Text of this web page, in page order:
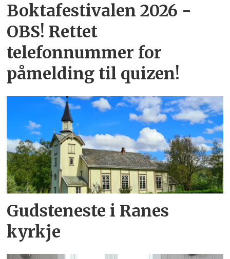
Boktafestivalen 2026 -
OBS! Rettet
telefonnummer for
påmelding til quizen!
Gudsteneste i Ranes
kyrkje